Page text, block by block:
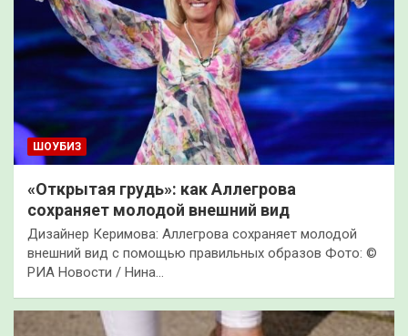
ШОУБИЗ
«Открытая грудь»: как Аллегрова
сохраняет молодой внешний вид
Дизайнер Керимова: Аллегрова сохраняет молодой
внешний вид с помощью правильных образов Фото: ©
РИА Новости / Нина…